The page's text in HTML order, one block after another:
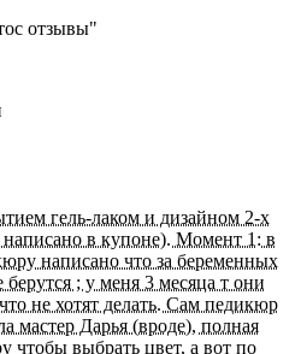
отзывы"
гель-лаком и дизайном 2-х
в купоне). Момент 1: в
написано что за беременных
; у меня 3 месяца т они
не хотят делать. Сам педикюр
мастер Дарья (вроде), полная
чтобы выбрать цвет, а вот по